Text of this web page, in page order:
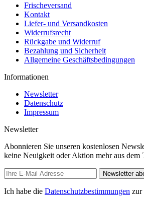
Frischeversand
Kontakt
Liefer- und Versandkosten
Widerrufsrecht
Rückgabe und Widerruf
Bezahlung und Sicherheit
Allgemeine Geschäftsbedingungen
Informationen
Newsletter
Datenschutz
Impressum
Newsletter
Abonnieren Sie unseren kostenlosen
keine Neuigkeit oder Aktion mehr aus dem
Newsletter
Ich habe die Datenschutzbestimmungen zur